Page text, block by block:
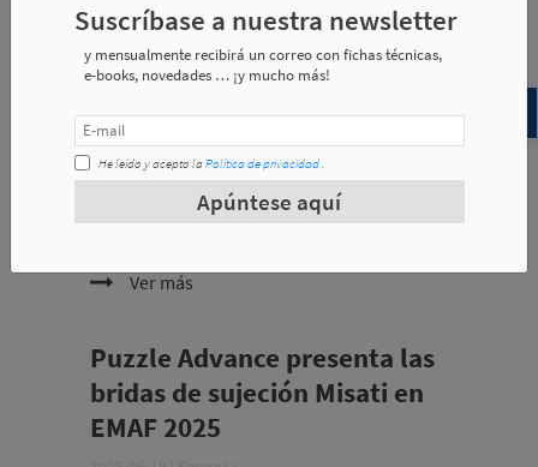
Tras el éxito de las jornadas celebradas en Europa,
este encuentro llega ahora a México con el propósito
de presentar las últimas innovaciones en
Ver más
Puzzle Advance presenta las
bridas de sujeción Misati en
EMAF 2025
Suscríbase a nuestra newsletter
y mensualmente recibirá un correo con fichas técnicas,
e-books, novedades … ¡y mucho más!
He leído y acepto laPolítica de privacidad.
Apúntese aquí